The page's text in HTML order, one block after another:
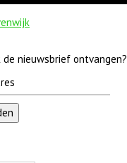
de nieuwsbrief ontvangen?